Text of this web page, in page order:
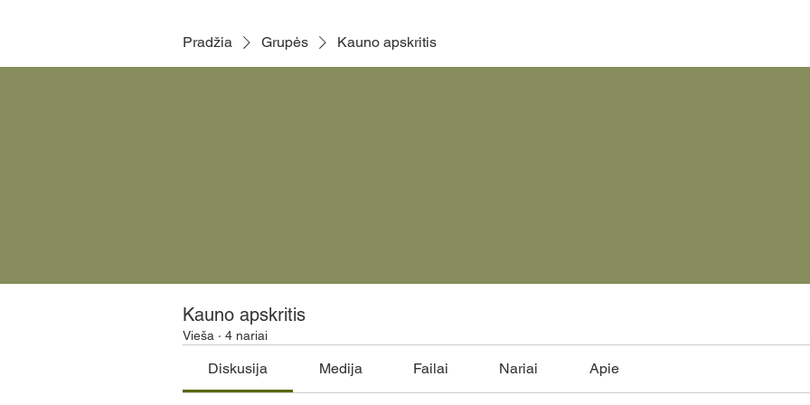
Pradžia Grupės Kauno apskritis
Kauno apskritis
Vieša · 4 nariai
Diskusija Medija Failai Nariai Apie